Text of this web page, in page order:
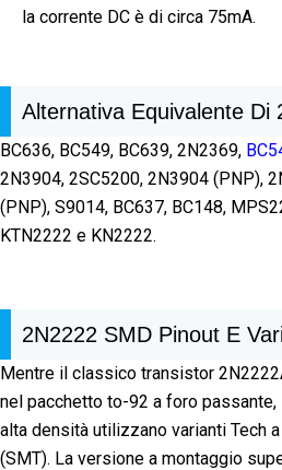
la corrente DC è di circa 75mA.
Alternativa Equivalente Di
BC636, BC549, BC639, 2N2369,
2N3904, 2SC5200, 2N3904 (PNP),
(PNP), S9014, BC637, BC148,
KTN2222 e KN2222.
2N2222 SMD Pinout E
Mentre il classico transistor
nel pacchetto to-92 a foro passante,
alta densità utilizzano varianti Tech
(SMT). La versione a montaggio